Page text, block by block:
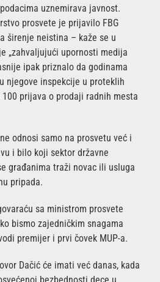
uznemirava javnost.
prosvete je prijavilo FBG
širenje neistina – kaže se u
„zahvaljujući upornosti medija
ipak priznalo da godinama
njegove inspekcije u proteklih
prijava o prodaji radnih mesta
odnosi samo na prosvetu već i
i bilo koji sektor državne
građanima traži novac ili usluga
pripada.
sa ministrom prosvete
bismo zajedničkim snagama
premijer i prvi čovek MUP-a.
Dačić će imati već danas, kada
bezbednosti dece u